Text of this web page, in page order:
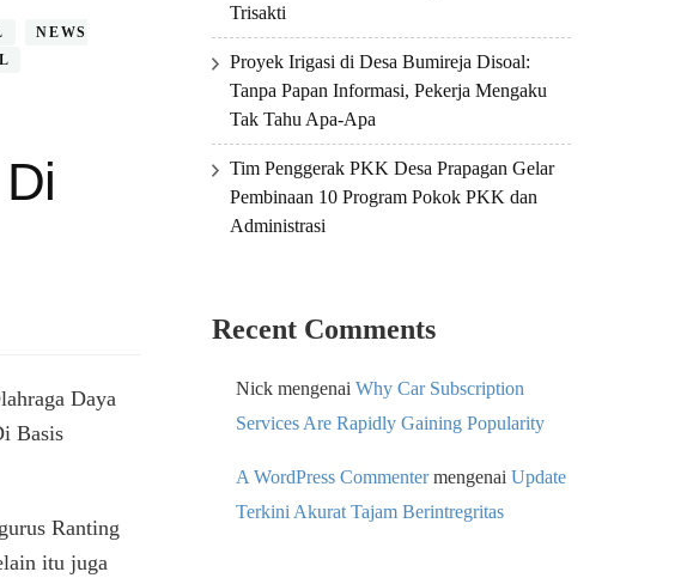
NEWS
Daya
Basis
Ranting
itu juga
Trisakti
Proyek Irigasi di Desa Bumireja Disoal:
Tanpa Papan Informasi, Pekerja Mengaku
Tak Tahu Apa-Apa
Tim Penggerak PKK Desa Prapagan Gelar
Pembinaan 10 Program Pokok PKK dan
Administrasi
Recent Comments
Nick mengenai Why Car Subscription
Services Are Rapidly Gaining Popularity
A WordPress Commentermengenai Update
Terkini Akurat Tajam Berintregritas